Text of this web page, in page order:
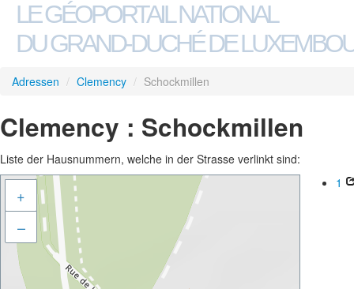
LE GÉOPORTAIL NATIONAL
DU GRAND-DUCHÉ DE
Adressen / Clemency / Schockmillen
Clemency : Schockmillen
Liste der Hausnummern, welche in der Strasse verlinkt sind:
+
–
1